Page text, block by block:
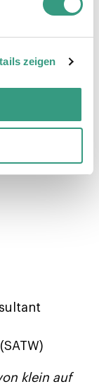
zeigen
In
Fahren
klein auf